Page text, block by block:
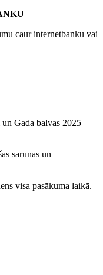
caur internetbanku vai
Gada balvas 2025
sarunas un
visa pasākuma laikā.